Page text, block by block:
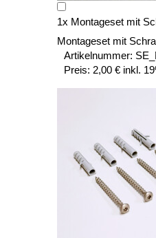
1x Montageset mit
Montageset mit
Artikelnummer:
Preis: 2,00 € inkl.